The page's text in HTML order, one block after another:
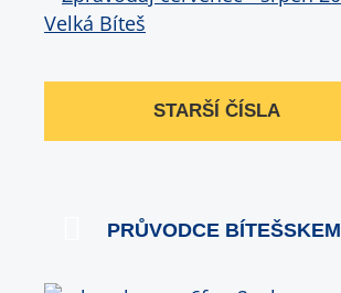
STARŠÍ ČÍSLA
PRŮVODCE BÍTEŠSKEM